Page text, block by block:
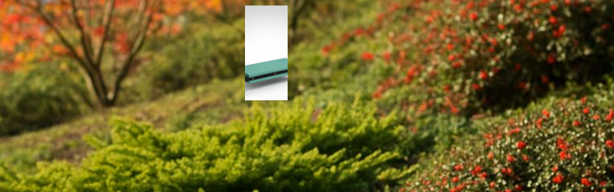
Sgabello inginocchiatoio con
tasche laterali: l’accessorio
salva-schiena per il
giardinaggio di fine estate
Contenitori ermetici per semi e bulbi:
come conservare il materiale di